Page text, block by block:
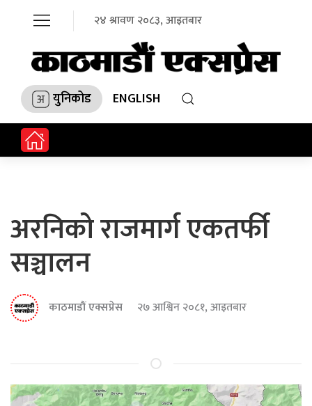
२४ श्रावण २०८३, आइतबार
युनिकोड ENGLISH
अरनिको राजमार्ग एकतर्फी
सञ्चालन
काठमाडौं एक्सप्रेस २७ आश्विन २०८१, आइतबार